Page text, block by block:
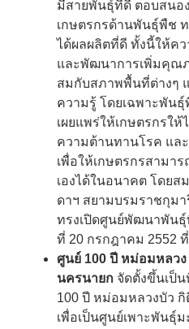
มีสายพันธุ์ที่ดี ตอบสนอ
เกษตรกรด้านพันธุ์พืช
ได้ผลผลิตที่ดี ทั้งนี้ให้ค
และพัฒนาการเพิ่มคุณ
สมกับสภาพพื้นที่ต่างๆ
ความรู้ โดยเฉพาะพัน
เผยแพร่ให้เกษตรกร
ความต้านทานโรค แล
เพื่อให้เกษตรกรสามา
เองได้ในอนาคต โดยส
ดาฯ สยามบรมราชกุมา
ทรงเปิดศูนย์พัฒนาพันธุ์
ที่ 20 กรกฎาคม 2552
ศูนย์ 100 ปี หม่อมหลวง
นครนายก จัดตั้งขึ้นเป็
100 ปี หม่อมหลวงบัว
เพื่อเป็นศูนย์เพาะพันธุ์